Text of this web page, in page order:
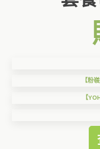
【粉
【